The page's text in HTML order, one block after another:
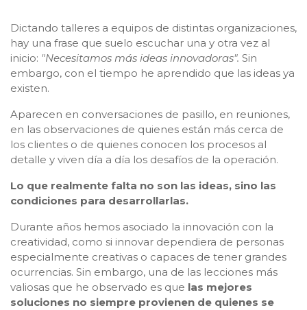
Dictando talleres a equipos de distintas organizaciones,
hay una frase que suelo escuchar una y otra vez al
inicio: "Necesitamos más ideas innovadoras". Sin
embargo, con el tiempo he aprendido que las ideas ya
existen.
Aparecen en conversaciones de pasillo, en reuniones,
en las observaciones de quienes están más cerca de
los clientes o de quienes conocen los procesos al
detalle y viven día a día los desafíos de la operación.
Lo que realmente falta no son las ideas, sino las
condiciones para desarrollarlas.
Durante años hemos asociado la innovación con la
creatividad, como si innovar dependiera de personas
especialmente creativas o capaces de tener grandes
ocurrencias. Sin embargo, una de las lecciones más
valiosas que he observado es que las mejores
soluciones no siempre provienen de quienes se